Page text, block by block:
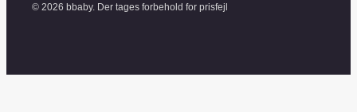
© 2026 bbaby. Der tages forbehold for prisfejl